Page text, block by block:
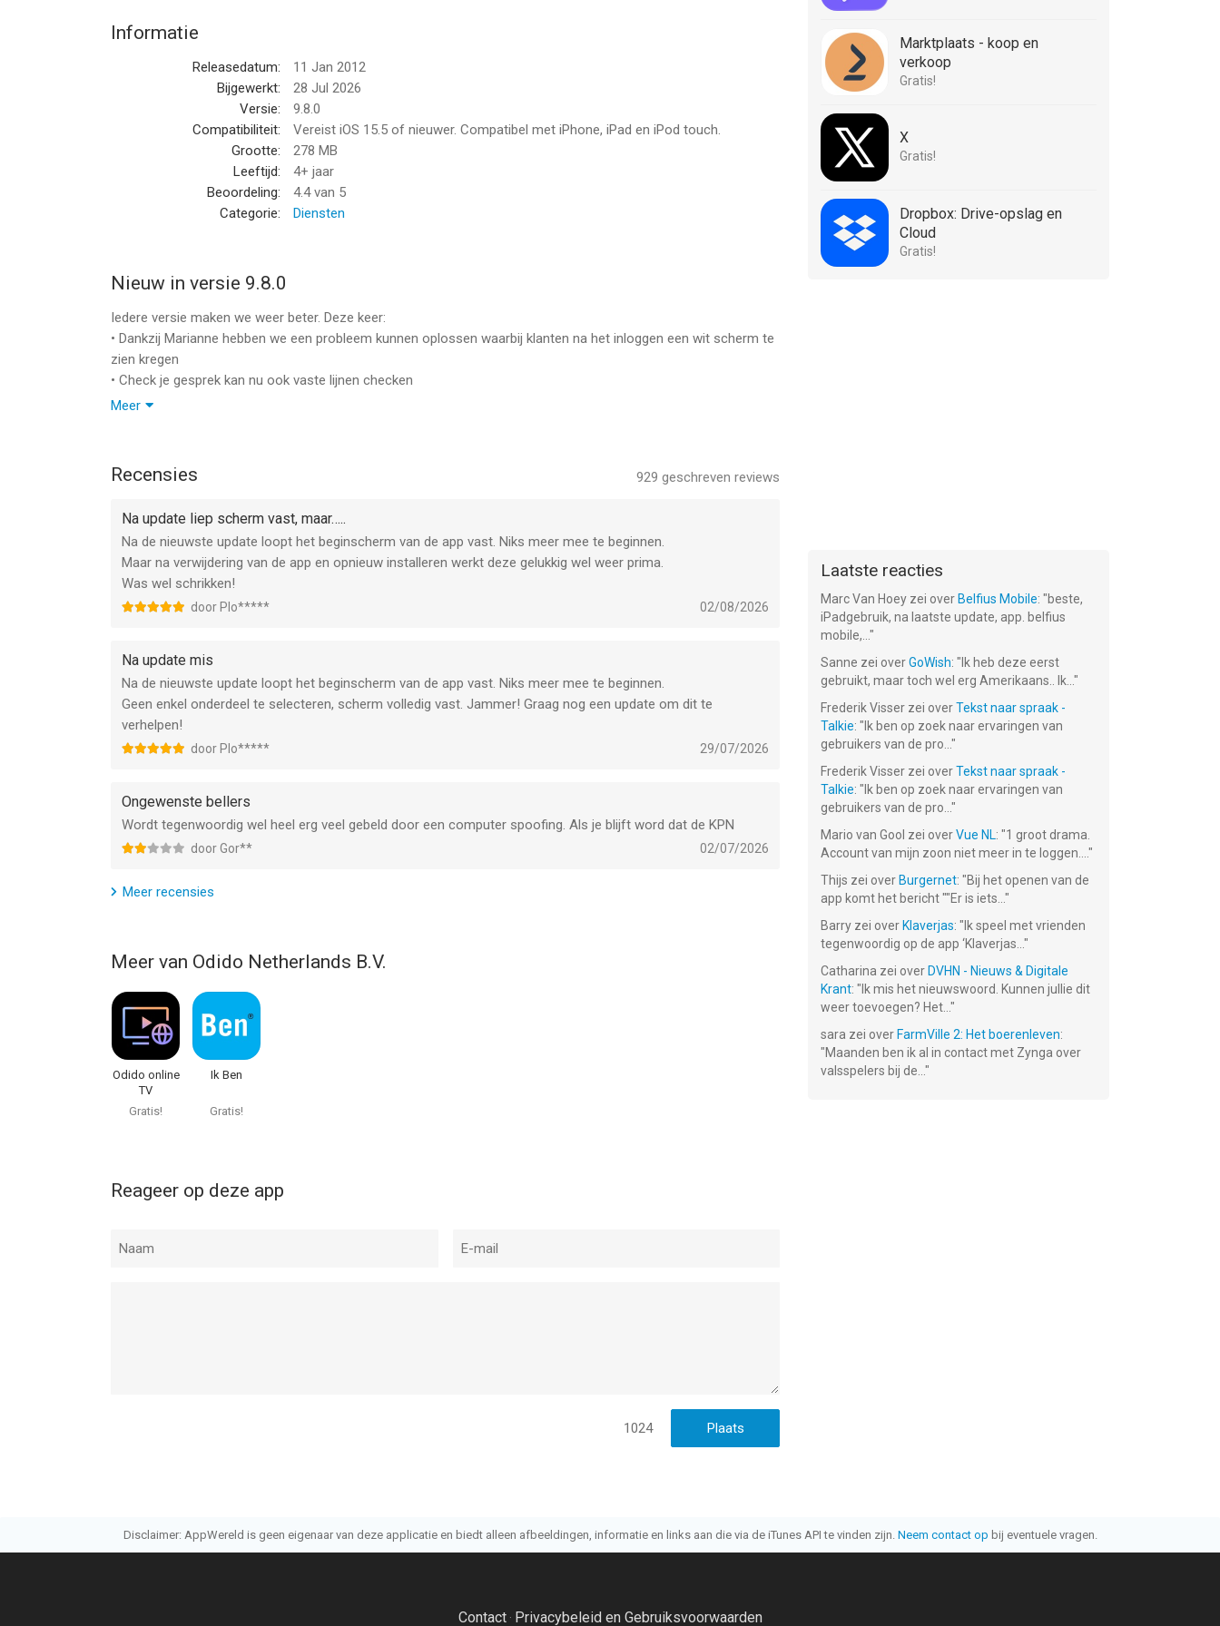
· voor thuis, mobiel, zakelijk of Prepaid
· regel al je Odido abonnementen
· makkelijk, en altijd bereikbaar
· je account is maximaal beveiligd
· twee-factor-authenticatie (2FA)
· Odido zorgt voor je privacy
Elke nieuwe maand App-Only Deals
· alleen in de app
Toestemmingen
De Odido App kan toestemming vragen voor:
· toegang tot je contacten om je verbruiksstatus persoonlijk te maken
· pushberichten, bijvoorbeeld bij onderhoud of als je kan vernieuwen
Toestemmingen gebruiken we alleen voor de Odido App en kan je niet naar ons sturen.
gebruikers met leeftijden vanaf 4 jaar.
Informatie voor Odidois het laatst vergeleken op 8 Aug om 02:05.
Informatie
Releasedatum:
11 Jan 2012
Bijgewerkt:
28 Jul 2026
Versie:
9.8.0
Compatibiliteit:
Vereist iOS 15.5 of nieuwer. Compatibel met iPhone, iPad en iPod touch.
Grootte:
278 MB
Leeftijd:
4+ jaar
Beoordeling:
4.4van 5
Categorie:
Diensten
Nieuw in versie 9.8.0
Iedere versie maken we weer beter. Deze keer:
• Dankzij Marianne hebben we een probleem kunnen oplossen waarbij klanten na het inloggen een wit scherm te
zien kregen
• Check je gesprek kan nu ook vaste lijnen checken
• De weergave van abonnementsgegevens is verbeterd
Dank voor de feedback!
Meer
929 geschreven reviews
Recensies
Na update liep scherm vast, maar…..
Na de nieuwste update loopt het beginscherm van de app vast. Niks meer mee te beginnen.
Maar na verwijdering van de app en opnieuw installeren werkt deze gelukkig wel weer prima.
Was wel schrikken!
door Plo***** 02/08/2026
Na update mis
Na de nieuwste update loopt het beginscherm van de app vast. Niks meer mee te beginnen.
Geen enkel onderdeel te selecteren, scherm volledig vast. Jammer! Graag nog een update om dit te
verhelpen!
door Plo***** 29/07/2026
Ongewenste bellers
Wordt tegenwoordig wel heel erg veel gebeld door een computer spoofing. Als je blijft word dat de KPN
door Gor** 02/07/2026
Meer recensies
Meer van Odido Netherlands B.V.
Odido online
TV
Gratis!
Ik Ben
Gratis!
Reageer op deze app
1024
Marktplaats - koop en
verkoop
Gratis!
X
Gratis!
Dropbox: Drive-opslag en
Cloud
Gratis!
Laatste reacties
Marc Van Hoey zei over Belfius Mobile: "beste,
iPadgebruik, na laatste update, app. belfius
mobile,... "
Sanne zei overGoWish: " Ik heb deze eerst
gebruikt, maar toch wel erg Amerikaans.. Ik... "
Frederik Visser zei overTekst naar spraak -
Talkie: " Ik ben op zoek naar ervaringen van
gebruikers van de pro... "
Frederik Visser zei overTekst naar spraak -
Talkie: " Ik ben op zoek naar ervaringen van
gebruikers van de pro... "
Mario van Gool zei overVue NL: "1 groot drama.
Account van mijn zoon niet meer in te loggen.... "
Thijs zei over Burgernet: "Bij het openen van de
app komt het bericht ""Er is iets... "
Barry zei over Klaverjas: " Ik speel met vrienden
tegenwoordig op de app ‘Klaverjas... "
Catharina zei over DVHN - Nieuws & Digitale
Krant: " Ik mis het nieuwswoord. Kunnen jullie dit
weer toevoegen? Het... "
sara zei over FarmVille 2: Het boerenleven:
"Maanden ben ik al in contact met Zynga over
valsspelers bij de... "
Disclaimer: AppWereld is geen eigenaar van deze applicatie en biedt alleen afbeeldingen, informatie en links aan die via de iTunes API te vinden zijn. Neem contact op bij eventuele vragen.
Contact· Privacybeleid en Gebruiksvoorwaarden